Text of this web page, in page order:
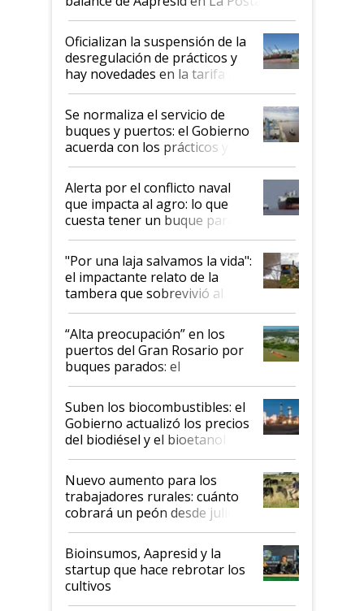
Oficializan la suspensión de la
desregulación de prácticos y
hay novedades en la tarifa de
la hidrovía
Se normaliza el servicio de
buques y puertos: el Gobierno
acuerda con los prácticos y
suspende el decreto de
desregulación
Alerta por el conflicto naval
que impacta al agro: lo que
cuesta tener un buque parado
y el peligro de que Argentina
pase a ser "país sucio"
"Por una laja salvamos la vida":
el impactante relato de la
tambera que sobrevivió al
tornado
“Alta preocupación” en los
puertos del Gran Rosario por
buques parados: el
funcionamiento de las
exportadoras en tensión tras
la medida de fuerza de los
prácticos
Suben los biocombustibles: el
Gobierno actualizó los precios
del biodiésel y el bioetanol
Nuevo aumento para los
trabajadores rurales: cuánto
cobrará un peón desde julio
Bioinsumos, Aapresid y la
startup que hace rebrotar los
cultivos